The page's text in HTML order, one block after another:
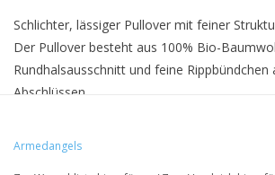
Schlichter, lässiger Pullover mit feiner
Der Pullover besteht aus 100% Bio-
Rundhalsausschnitt und feine Rippbündchen
Abschlüssen.
Armedangels